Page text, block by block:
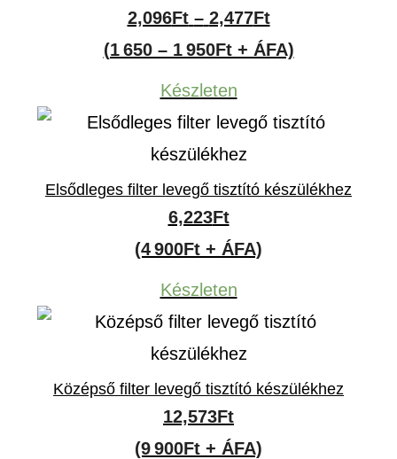
2,096Ft – 2,477FtÁrtartomány:
2,096Ft
2,477Ft
(1 650 – 1 950Ft + ÁFA)
Készleten
Elsődleges filter levegő tisztító készülékhez
6,223Ft
(4 900Ft + ÁFA)
Készleten
Középső filter levegő tisztító készülékhez
12,573Ft
(9 900Ft + ÁFA)